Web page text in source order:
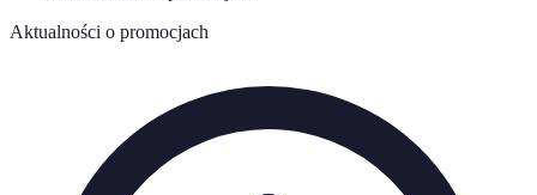
Aktualności o promocjach